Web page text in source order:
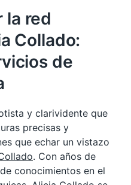
la red
Collado:
de
y clarividente que
precisas y
que echar un vistazo
. Con años de
conocimientos en el